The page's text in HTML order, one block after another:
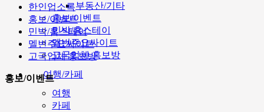
부동산/기타
홍보/이벤트
민박/홈스테이
멜번주요싸이트
고국업체 홍보방
여행/카페
여행
카페
한인업소록
홍보/이벤트
민박/홈스테이
멜번주요싸이트
고국업체 홍보방
홍보/이벤트